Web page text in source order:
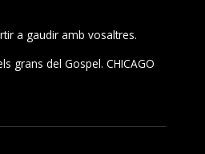
a gaudir amb vosaltres.
grans del Gospel. CHICAGO